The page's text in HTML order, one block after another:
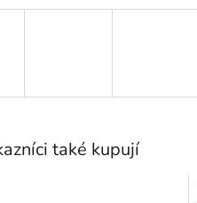
také kupují